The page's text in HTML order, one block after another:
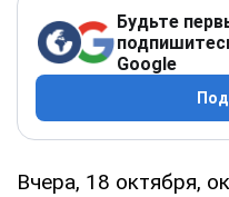
Будьте
Google
Вчера, 18 октября,